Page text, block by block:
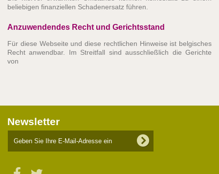
beliebigen finanziellen Schadenersatz führen.
Anzuwendendes Recht und Gerichtsstand
Für diese Webseite und diese rechtlichen Hinweise ist belgisches
Recht anwendbar. Im Streitfall sind ausschließlich die Gerichte
von
Newsletter